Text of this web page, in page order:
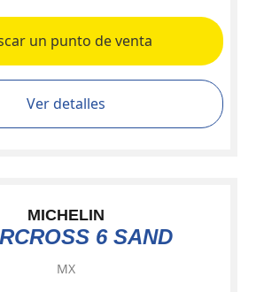
un punto de venta
Ver detalles
MICHELIN
6 SAND
MX